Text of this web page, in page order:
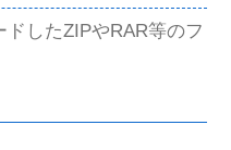
したZIPやRAR等のフ